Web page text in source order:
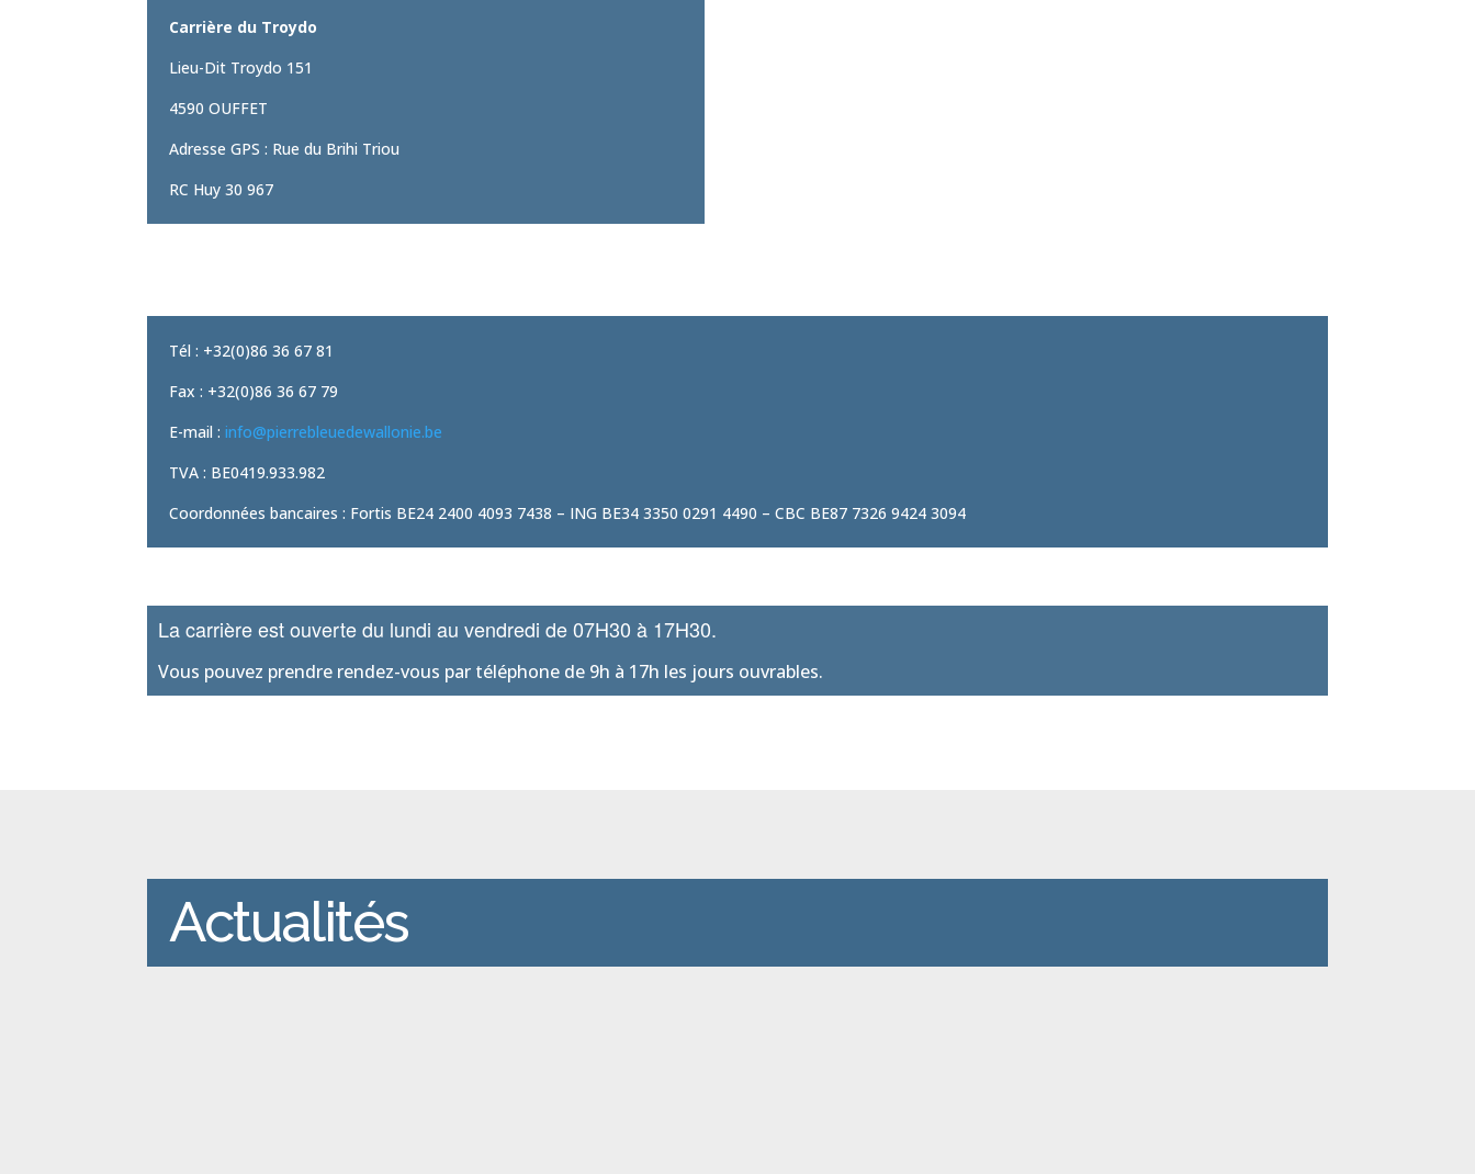
Carrière du Troydo
Lieu-Dit Troydo 151
4590 OUFFET
Adresse GPS : Rue du Brihi Triou
RC Huy 30 967
Tél : +32(0)86 36 67 81
Fax : +32(0)86 36 67 79
E-mail :info@pierrebleuedewallonie.be
TVA : BE0419.933.982
Coordonnées bancaires : Fortis BE24 2400 4093 7438 – ING BE34 3350 0291 4490 – CBC BE87 7326 9424 3094
La carrière est ouverte du lundi au vendredi de 07H30 à 17H30.
Vous pouvez prendre rendez-vous par téléphone de 9h à 17h les jours ouvrables.
Actualités